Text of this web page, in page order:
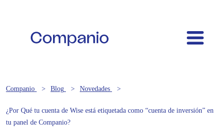
Companio Blog Novedades
¿Por Qué tu cuenta de Wise está etiquetada como “cuenta de inversión” en
tu panel de Companio?